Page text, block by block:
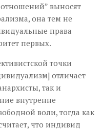
выносят
она тем не
права
первых.
точки
отличает
так и
внутренне
воли, тогда как
что индивид